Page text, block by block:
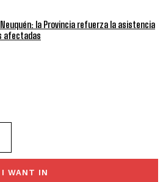
la Provincia refuerza la asistencia
afectadas
I WANT IN